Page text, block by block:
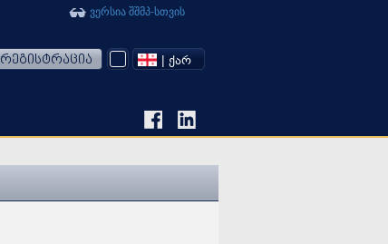
ვერსია შშმპ-სთვის
რეგისტრაცია | ᲥᲐᲠ